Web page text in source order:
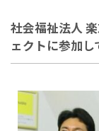
社会福祉法人
ェクトに参加し